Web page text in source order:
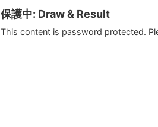
保護中: Draw & Result
This content is password protected.